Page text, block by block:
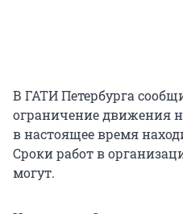
В ГАТИ Петербурга
ограничение движения
в настоящее время
Сроки работ в
могут.